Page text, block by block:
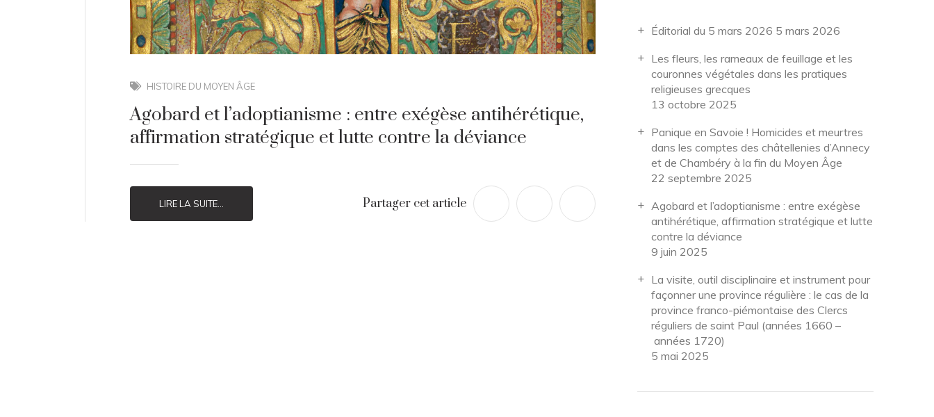
HISTOIRE DU MOYEN ÂGE
Agobard et l’adoptianisme : entre exégèse antihérétique,
affirmation stratégique et lutte contre la déviance
LIRE LA SUITE... Partager cet article
Éditorial du 5 mars 2026 5 mars 2026
Les fleurs, les rameaux de feuillage et les
couronnes végétales dans les pratiques
religieuses grecques
13 octobre 2025
Panique en Savoie ! Homicides et meurtres
dans les comptes des châtellenies d’Annecy
et de Chambéry à la fin du Moyen Âge
22 septembre 2025
Agobard et l’adoptianisme : entre exégèse
antihérétique, affirmation stratégique et lutte
contre la déviance
9 juin 2025
La visite, outil disciplinaire et instrument pour
façonner une province régulière : le cas de la
province franco-piémontaise des Clercs
réguliers de saint Paul (années 1660 –
années 1720)
5 mai 2025